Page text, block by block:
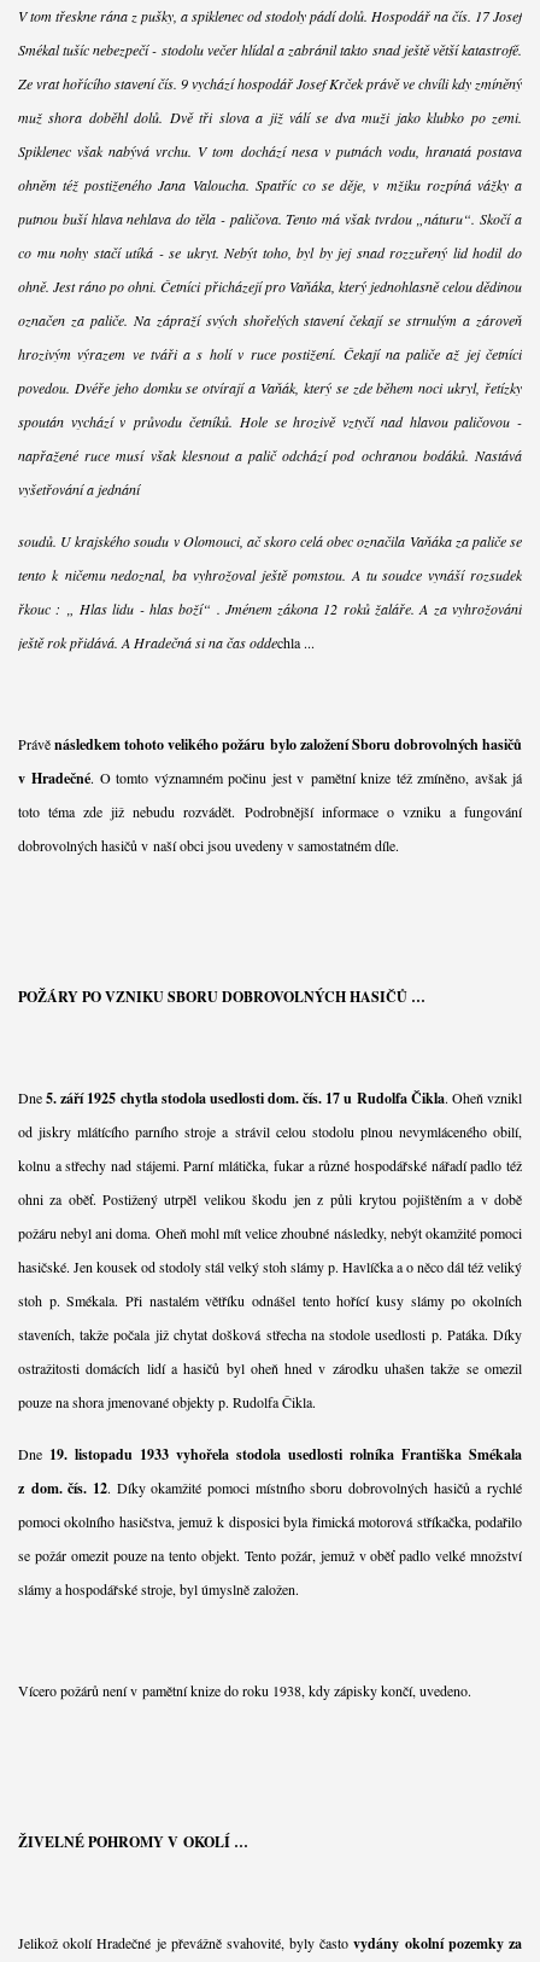
V tom třeskne rána z pušky, a spiklenec od stodoly pádí dolů. Hospodář na čís. 17 Josef
Smékal tušíc nebezpečí - stodolu večer hlídal a zabránil takto snad ještě větší katastrofě.
Ze vrat hořícího stavení čís. 9 vychází hospodář Josef Krček právě ve chvíli kdy zmíněný
muž shora doběhl dolů. Dvě tři slova a již válí se dva muži jako klubko po zemi.
Spiklenec však nabývá vrchu. V tom dochází nesa v putnách vodu, hranatá postava
ohněm též postiženého Jana Valoucha. Spatříc co se děje, v mžiku rozpíná vážky a
putnou buší hlava nehlava do těla - paličova. Tento má však tvrdou „náturu“. Skočí a
co mu nohy stačí utíká - se ukryt. Nebýt toho, byl by jej snad rozzuřený lid hodil do
ohně. Jest ráno po ohni. Četníci přicházejí pro Vaňáka, který jednohlasně celou dědinou
označen za paliče. Na zápraží svých shořelých stavení čekají se strnulým a zároveň
hrozivým výrazem ve tváři a s holí v ruce postižení. Čekají na paliče až jej četníci
povedou. Dvéře jeho domku se otvírají a Vaňák, který se zde během noci ukryl, řetízky
spoután vychází v průvodu četníků. Hole se hrozivě vztyčí nad hlavou paličovou -
napřažené ruce musí však klesnout a palič odchází pod ochranou bodáků. Nastává
vyšetřování a jednání
soudů. U krajského soudu v Olomouci, ač skoro celá obec označila Vaňáka za paliče se
tento k ničemu nedoznal, ba vyhrožoval ještě pomstou. A tu soudce vynáší rozsudek
řkouc : „ Hlas lidu - hlas boží“ . Jménem zákona 12 roků žaláře. A za vyhrožování
ještě rok přidává. A Hradečná si na čas oddechla ...
Právěnásledkem tohoto velikého požáru bylo založení Sboru dobrovolných hasičů
v Hradečné. O tomto významném počinu jest v pamětní knize též zmíněno, avšak já
toto téma zde již nebudu rozvádět. Podrobnější informace o vzniku a fungování
dobrovolných hasičů v naší obci jsou uvedeny v samostatném díle.
POŽÁRY PO VZNIKU SBORU DOBROVOLNÝCH HASIČŮ …
Dne5. září 1925 chytla stodola usedlosti dom. čís. 17 u Rudolfa Čikla. Oheň vznikl
od jiskry mlátícího parního stroje a strávil celou stodolu plnou nevymláceného obilí,
kolnu a střechy nad stájemi. Parní mlátička, fukar a různé hospodářské nářadí padlo též
ohni za oběť. Postižený utrpěl velikou škodu jen z půli krytou pojištěním a v době
požáru nebyl ani doma. Oheň mohl mít velice zhoubné následky, nebýt okamžité pomoci
hasičské. Jen kousek od stodoly stál velký stoh slámy p. Havlíčka a o něco dál též veliký
stoh p. Smékala. Při nastalém větříku odnášel tento hořící kusy slámy po okolních
staveních, takže počala již chytat došková střecha na stodole usedlosti p. Patáka. Díky
ostražitosti domácích lidí a hasičů byl oheň hned v zárodku uhašen takže se omezil
pouze na shora jmenované objekty p. Rudolfa Čikla.
Dne19. listopadu 1933 vyhořela stodola usedlosti rolníka Františka Smékala
z dom. čís. 12. Díky okamžité pomoci místního sboru dobrovolných hasičů a rychlé
pomoci okolního hasičstva, jemuž k disposici byla řimická motorová stříkačka, podařilo
se požár omezit pouze na tento objekt. Tento požár, jemuž v oběť padlo velké množství
slámy a hospodářské stroje, byl úmyslně založen.
Vícero požárů není v pamětní knize do roku 1938, kdy zápisky končí, uvedeno.
ŽIVELNÉ POHROMY V OKOLÍ …
Jelikož okolí Hradečné je převážně svahovité, byly často vydány okolní pozemky za